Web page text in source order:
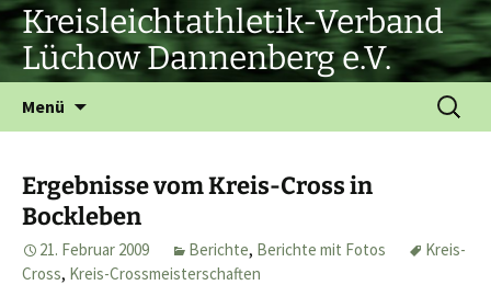
Zum
Inhalt
springen
Kreisleichtathletik-Verband
Lüchow Dannenberg e.V.
Menü
Suchen
nach:
Ergebnisse vom Kreis-Cross in
Bockleben
21. Februar 2009 Berichte, Berichte mit Fotos
Kreis-
Cross, Kreis-Crossmeisterschaften